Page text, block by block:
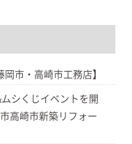
市・高崎市工務店】
シくじイベントを開
高崎市新築リフォー